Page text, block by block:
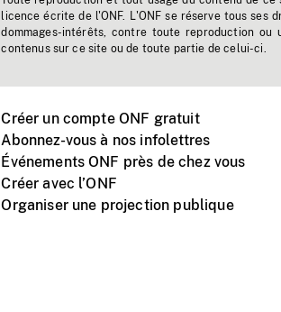
licence écrite de l'ONF. L'ONF se réserve tous
dommages-intérêts, contre toute reproduction ou
contenus sur ce site ou de toute partie de celui-ci.
Créer un compte ONF gratuit
Abonnez-vous à nos infolettres
Événements ONF près de chez vous
Créer avec l’ONF
Organiser une projection publique